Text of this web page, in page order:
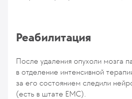
Реабилитация
После удаления опухоли мозга
в отделение интенсивной
за его состоянием следили
(есть в штате ЕМС).